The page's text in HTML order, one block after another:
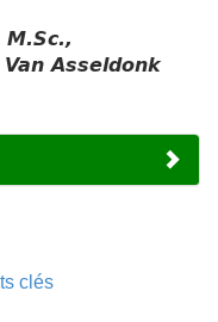
Asseldonk
clés